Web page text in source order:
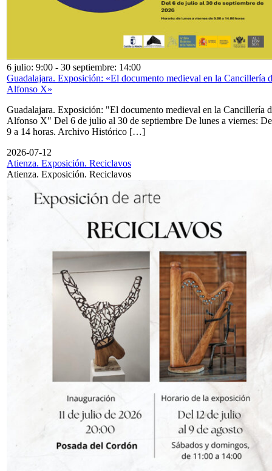
6 julio: 9:00 - 30 septiembre: 14:00
Guadalajara. Exposición: «El documento medieval en la Cancillería
Alfonso X»
Guadalajara. Exposición: "El documento medieval en la Cancillería
Alfonso X" Del 6 de julio al 30 de septiembre De lunes a viernes: De
9 a 14 horas. Archivo Histórico […]
2026-07-12
Atienza. Exposición. Reciclavos
Atienza. Exposición. Reciclavos